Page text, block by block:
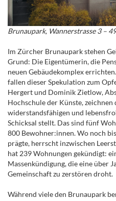
Brunaupark, Wannerstrasse 3 – 49
Im Zürcher Brunaupark stehen
Grund: Die Eigentümerin, die
neuen Gebäudekomplex
fallen dieser Spekulation zum
Hergert und Dominik Zietlow,
Hochschule der Künste, zeichnen
widerstandsfähigen und
Schicksal stellt. Das sind fünf
800 Bewohner:innen. Wo noch
prägte, herrscht inzwischen
hat 239 Wohnungen gekündigt:
Massenkündigung, die eine über
Gemeinschaft zu zerstören droht.
Während viele den Brunaupark